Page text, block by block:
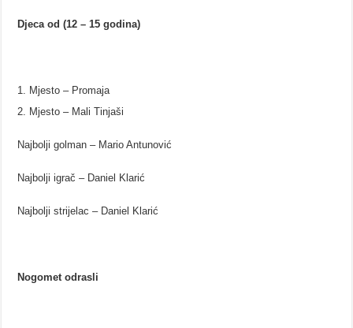
Djeca od (12 – 15 godina)
Mjesto – Promaja
Mjesto – Mali Tinjaši
Najbolji golman – Mario Antunović
Najbolji igrač – Daniel Klarić
Najbolji strijelac – Daniel Klarić
Nogomet odrasli